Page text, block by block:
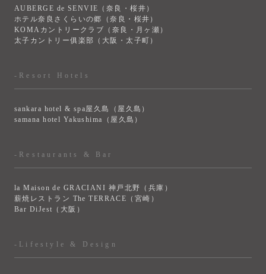
AUBERGE de SENVIE（奈良・桜井）
ホテル奈良さくらいの郷（奈良・桜井）
KOMAカントリークラブ（奈良・月ヶ瀬）
太子カントリー俱楽部（大阪・太子町）
-Resort Hotels
sankara hotel & spa屋久島（屋久島）
samana hotel Yakushima（屋久島）
-Restaurants & Bar
la Maison de GRACIANI 神戸北野（兵庫）
薪焼レストラン The TERRACE（宮崎）
Bar DiJest（大阪）
-Lifestyle & Design